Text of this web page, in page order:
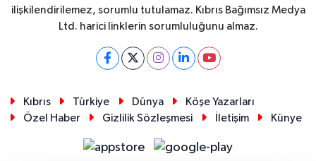
ilişkilendirilemez, sorumlu tutulamaz. Kıbrıs Bağımsız Medya
Ltd. harici linklerin sorumluluğunu almaz.
Kıbrıs Türkiye Dünya
Köşe Yazarları
Özel Haber
Gizlilik Sözleşmesi İletişim Künye